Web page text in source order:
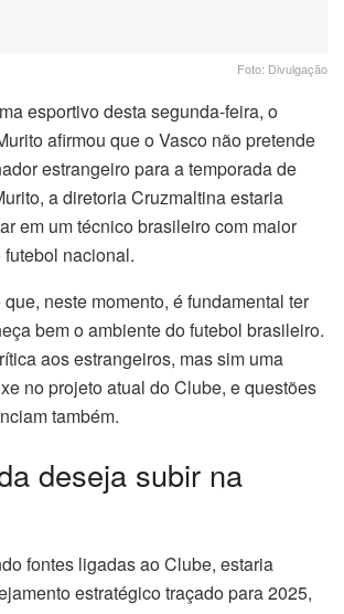
Foto: Divulgação
esportivo desta segunda-feira, o
afirmou que o Vasco não pretende
estrangeiro para a temporada de
a diretoria Cruzmaltina estaria
em um técnico brasileiro com maior
nacional.
neste momento, é fundamental ter
bem o ambiente do futebol brasileiro.
aos estrangeiros, mas sim uma
no projeto atual do Clube, e questões
também.
deseja subir na
fontes ligadas ao Clube, estaria
estratégico traçado para 2025,